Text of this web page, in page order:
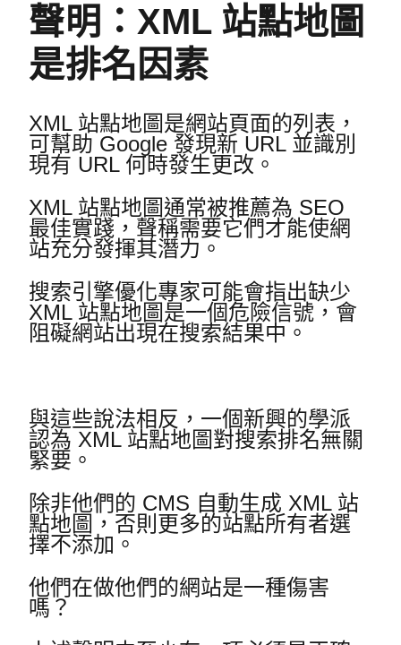
聲明：XML 站點地圖
是排名因素
XML 站點地圖是網站頁面的列表，
可幫助 Google 發現新 URL 並識別
現有 URL 何時發生更改。
XML 站點地圖通常被推薦為 SEO
最佳實踐，聲稱需要它們才能使網
站充分發揮其潛力。
搜索引擎優化專家可能會指出缺少
XML 站點地圖是一個危險信號，會
阻礙網站出現在搜索結果中。
與這些說法相反，一個新興的學派
認為 XML 站點地圖對搜索排名無關
緊要。
除非他們的 CMS 自動生成 XML 站
點地圖，否則更多的站點所有者選
擇不添加。
他們在做他們的網站是一種傷害
嗎？